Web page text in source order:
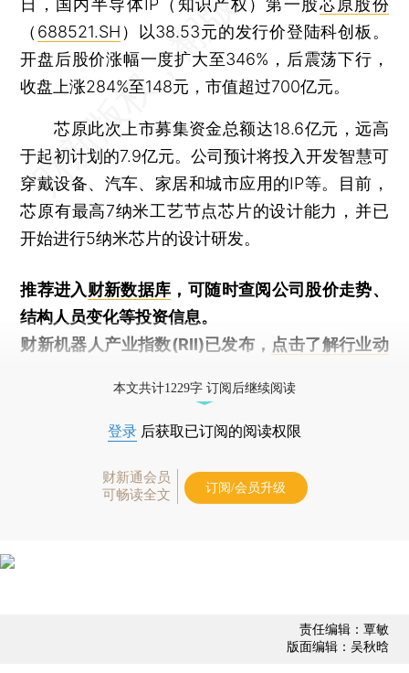
日，国内半导体IP（知识产权）第一股芯原股份
（ 688521.SH ）以38.53元的发行价登陆科创板。
开盘后股价涨幅一度扩大至346%，后震荡下行，
收盘上涨284%至148元，市值超过700亿元。
芯原此次上市募集资金总额达18.6亿元，远高
于起初计划的7.9亿元。公司预计将投入开发智慧可
穿戴设备、汽车、家居和城市应用的IP等。目前，
芯原有最高7纳米工艺节点芯片的设计能力，并已
开始进行5纳米芯片的设计研发。
推荐进入财新数据库 ，可随时查阅公司股价走势、
结构人员变化等投资信息。
财新机器人产业指数(RII)已发布， 点击了解行业动
本文共计1229字 订阅后继续阅读
登录 后获取已订阅的阅读权限
财新通会员
可畅读全文
订阅/会员升级
责任编辑：覃敏
版面编辑：吴秋晗